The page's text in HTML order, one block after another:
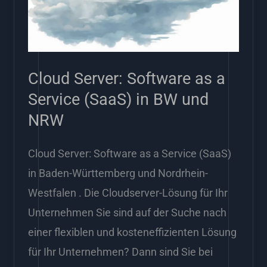
Cloud Server: Software as a
Service (SaaS) in BW und
NRW
Cloud Server: Software as a Service (SaaS)
in Baden-Württemberg und Nordrhein-
Westfalen . Die Cloudserver-Lösung für Ihr
Unternehmen Sie sind auf der Suche nach
einer flexiblen und kosteneffizienten Lösung
für Ihr Unternehmen? Dann sind Sie bei
Service
(SaaS)
BW
und
NRW